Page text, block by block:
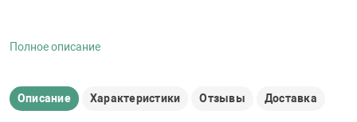
Полное описание
Описание Характеристики Отзывы Доставка